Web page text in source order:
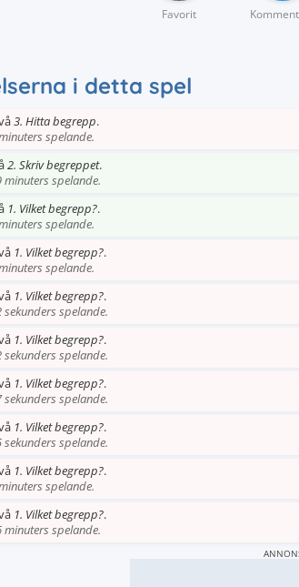
Favorit
i detta spel
3. Hitta begrepp.
spelande.
2. Skriv begreppet.
minuters spelande.
1. Vilket begrepp?.
spelande.
1. Vilket begrepp?.
spelande.
1. Vilket begrepp?.
spelande.
1. Vilket begrepp?.
spelande.
1. Vilket begrepp?.
spelande.
1. Vilket begrepp?.
spelande.
1. Vilket begrepp?.
spelande.
1. Vilket begrepp?.
minuters spelande.